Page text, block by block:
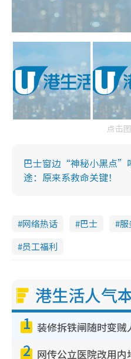
点击
巴士窗边“神秘小黑点”
途：原来系救命关键！
网络热话 巴士 服
员工福利
港生活人气
1
2